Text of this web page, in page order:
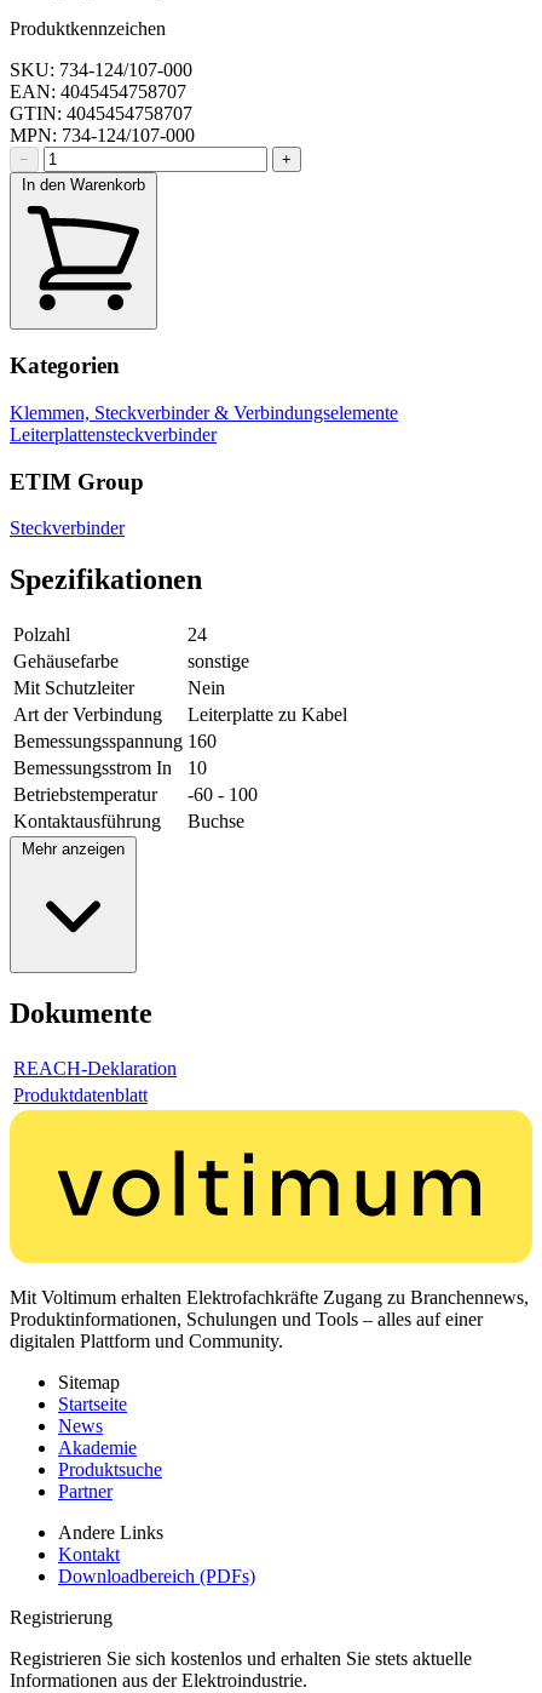
Produktkennzeichen
SKU: 734-124/107-000
EAN: 4045454758707
GTIN: 4045454758707
MPN: 734-124/107-000
−
+
In den Warenkorb
Kategorien
Klemmen, Steckverbinder & Verbindungselemente
Leiterplattensteckverbinder
ETIM Group
Steckverbinder
Spezifikationen
Polzahl
24
Gehäusefarbe
sonstige
Mit Schutzleiter
Nein
Art der Verbindung
Leiterplatte zu Kabel
Bemessungsspannung 160
Bemessungsstrom In
10
Betriebstemperatur
-60 - 100
Kontaktausführung
Buchse
Mehr anzeigen
Dokumente
REACH-Deklaration
Produktdatenblatt
Mit Voltimum erhalten Elektrofachkräfte Zugang zu Branchennews,
Produktinformationen, Schulungen und Tools – alles auf einer
digitalen Plattform und Community.
Sitemap
Startseite
News
Akademie
Produktsuche
Partner
Andere Links
Kontakt
Downloadbereich (PDFs)
Registrierung
Registrieren Sie sich kostenlos und erhalten Sie stets aktuelle
Informationen aus der Elektroindustrie.